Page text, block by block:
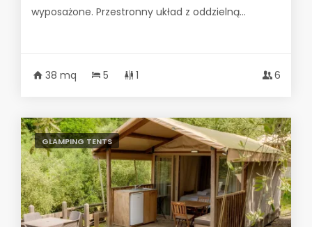
wyposażone. Przestronny układ z oddzielną...
38 mq 5 1 6
GLAMPING TENTS